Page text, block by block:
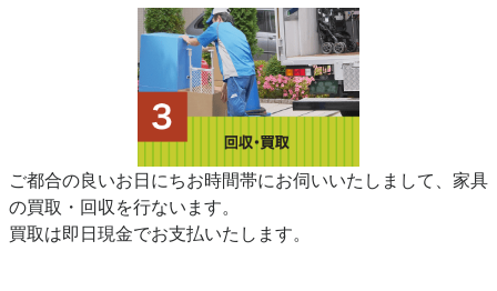
ご都合の良いお日にちお時間帯にお伺いいたしまして、家具
の買取・回収を行ないます。
買取は即日現金でお支払いたします。